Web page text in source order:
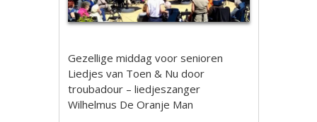
Gezellige middag voor senioren
Liedjes van Toen & Nu door
troubadour – liedjeszanger
Wilhelmus De Oranje Man